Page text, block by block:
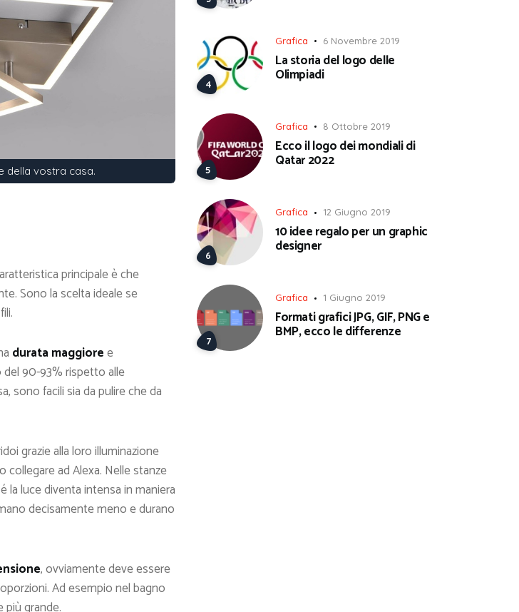
della vostra casa.
principale è che
Sono la scelta ideale se
durata maggioree
90-93% rispetto alle
sono facili sia da pulire che da
grazie alla loro illuminazione
ad Alexa. Nelle stanze
la luce diventa intensa in maniera
decisamente meno e durano
, ovviamente deve essere
Ad esempio nel bagno
grande.
Grafica 6 Novembre 2019
La storia del logo delle
Olimpiadi
Grafica 8 Ottobre 2019
Ecco il logo dei mondiali di
Qatar 2022
Grafica 12 Giugno 2019
10 idee regalo per un graphic
designer
Grafica 1 Giugno 2019
Formati grafici JPG, GIF, PNG e
BMP, ecco le differenze